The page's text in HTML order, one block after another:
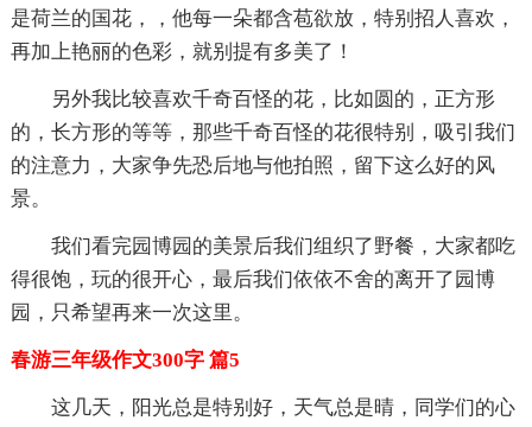
是荷兰的国花，，他每一朵都含苞欲放，特别招人喜欢，
再加上艳丽的色彩，就别提有多美了！
另外我比较喜欢千奇百怪的花，比如圆的，正方形
的，长方形的等等，那些千奇百怪的花很特别，吸引我们
的注意力，大家争先恐后地与他拍照，留下这么好的风
景。
我们看完园博园的美景后我们组织了野餐，大家都吃
得很饱，玩的很开心，最后我们依依不舍的离开了园博
园，只希望再来一次这里。
春游三年级作文300字 篇5
这几天，阳光总是特别好，天气总是晴，同学们的心